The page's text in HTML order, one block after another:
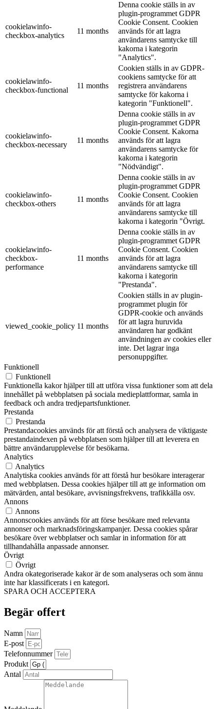
cookielawinfo-
checkbox-analytics
11 months
Denna cookie ställs in av
plugin-programmet GDPR
Cookie Consent. Cookien
används för att lagra
användarens samtycke till
kakorna i kategorin
"Analytics".
cookielawinfo-
checkbox-functional
11 months
Cookien ställs in av GDPR-
cookiens samtycke för att
registrera användarens
samtycke för kakorna i
kategorin "Funktionell".
cookielawinfo-
checkbox-necessary
11 months
Denna cookie ställs in av
plugin-programmet GDPR
Cookie Consent. Kakorna
används för att lagra
användarens samtycke för
kakorna i kategorin
"Nödvändigt".
cookielawinfo-
checkbox-others
11 months
Denna cookie ställs in av
plugin-programmet GDPR
Cookie Consent. Cookien
används för att lagra
användarens samtycke till
kakorna i kategorin "Övrigt.
cookielawinfo-
checkbox-
performance
11 months
Denna cookie ställs in av
plugin-programmet GDPR
Cookie Consent. Cookien
används för att lagra
användarens samtycke till
kakorna i kategorin
"Prestanda".
viewed_cookie_policy 11 months
Cookien ställs in av plugin-
programmet plugin för
GDPR-cookie och används
för att lagra huruvida
användaren har godkänt
användningen av cookies eller
inte. Det lagrar inga
personuppgifter.
Funktionell
Funktionell
Funktionella kakor hjälper till att utföra vissa funktioner som att dela
innehållet på webbplatsen på sociala medieplattformar, samla in
feedback och andra tredjepartsfunktioner.
Prestanda
Prestanda
Prestandacookies används för att förstå och analysera de viktigaste
prestandaindexen på webbplatsen som hjälper till att leverera en
bättre användarupplevelse för besökarna.
Analytics
Analytics
Analytiska cookies används för att förstå hur besökare interagerar
med webbplatsen. Dessa cookies hjälper till att ge information om
mätvärden, antal besökare, avvisningsfrekvens, trafikkälla osv.
Annons
Annons
Annonscookies används för att förse besökare med relevanta
annonser och marknadsföringskampanjer. Dessa cookies spårar
besökare över webbplatser och samlar in information för att
tillhandahålla anpassade annonser.
Övrigt
Övrigt
Andra okategoriserade kakor är de som analyseras och som ännu
inte har klassificerats i en kategori.
SPARA OCH ACCEPTERA
Begär offert
Namn
E-post
Telefonnummer
Produkt
Antal